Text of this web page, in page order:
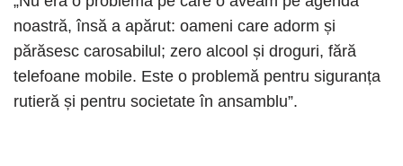
noastră, însă a apărut: oameni care adorm și
părăsesc carosabilul; zero alcool și droguri, fără
telefoane mobile. Este o problemă pentru siguranța
rutieră și pentru societate în ansamblu”.